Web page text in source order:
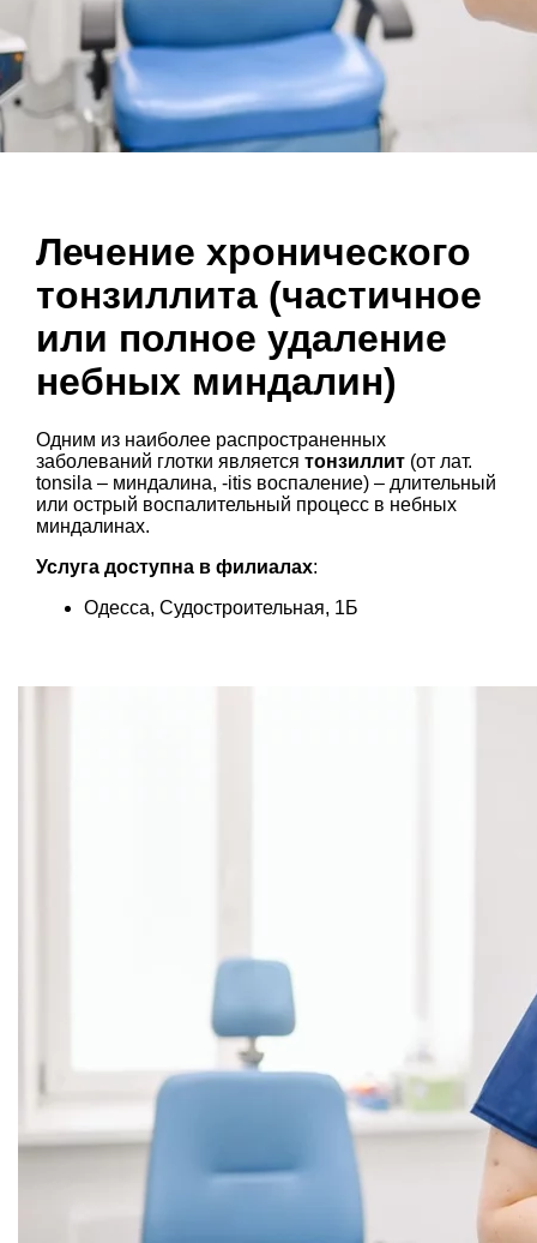
Лечение хронического
тонзиллита (частичное
или полное удаление
небных миндалин)
Одним из наиболее распространенных
заболеваний глотки является тонзиллит (от лат.
tonsila – миндалина, -itis воспаление) – длительный
или острый воспалительный процесс в небных
миндалинах.
Услуга доступна в филиалах:
Одесса, Судостроительная, 1Б